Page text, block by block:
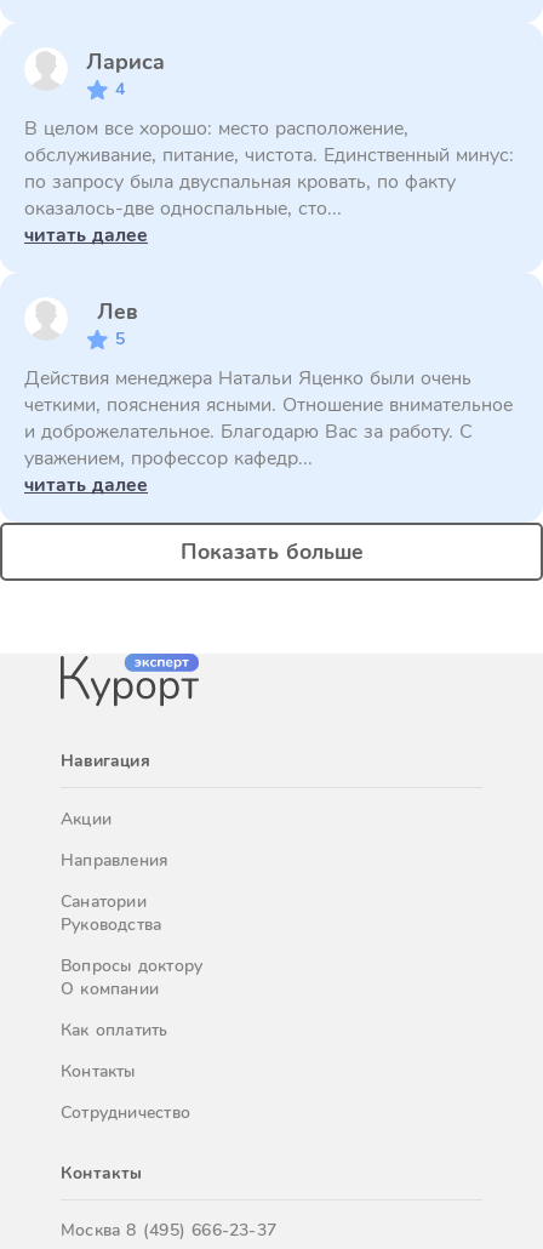
Лариса
4
В целом все хорошо: место расположение,
обслуживание, питание, чистота. Единственный минус:
по запросу была двуспальная кровать, по факту
оказалось-две односпальные, сто...
читать далее
Лев
5
Действия менеджера Натальи Яценко были очень
четкими, пояснения ясными. Отношение внимательное
и доброжелательное. Благодарю Вас за работу. С
уважением, профессор кафедр...
читать далее
Показать больше
Навигация
Акции
Направления
Санатории
Руководства
Вопросы доктору
О компании
Как оплатить
Контакты
Сотрудничество
Контакты
Москва8 (495) 666-23-37